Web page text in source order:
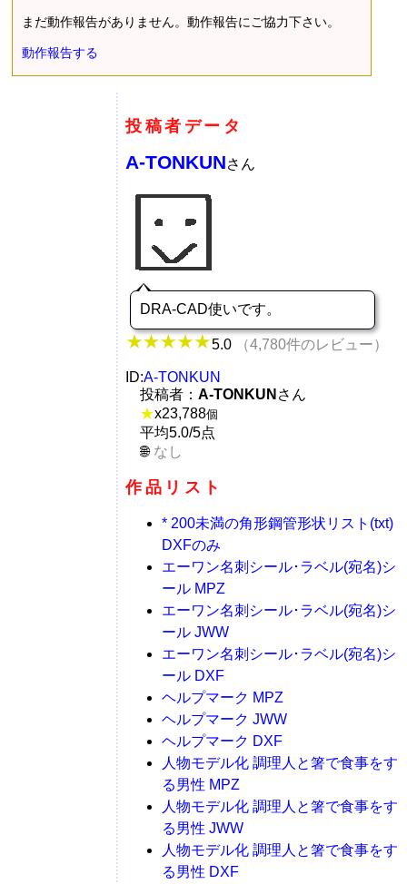
まだ動作報告がありません。動作報告にご協力下さい。
動作報告する
投稿者データ
A-TONKUNさん
DRA-CAD使いです。
5.0 （4,780件のレビュー）
ID:A-TONKUN
投稿者： A-TONKUN さん
★x23,788個
平均5.0/5点
なし
作品リスト
* 200未満の角形鋼管形状リスト(txt)
DXFのみ
エーワン名刺シール･ラベル(宛名)シ
ール MPZ
エーワン名刺シール･ラベル(宛名)シ
ール JWW
エーワン名刺シール･ラベル(宛名)シ
ール DXF
ヘルプマーク MPZ
ヘルプマーク JWW
ヘルプマーク DXF
人物モデル化 調理人と箸で食事をす
る男性 MPZ
人物モデル化 調理人と箸で食事をす
る男性 JWW
人物モデル化 調理人と箸で食事をす
る男性 DXF